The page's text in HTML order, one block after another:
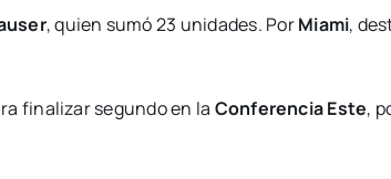
, quien sumó 23 unidades. PorMiami,
finalizar segundo en la Conferencia Este,